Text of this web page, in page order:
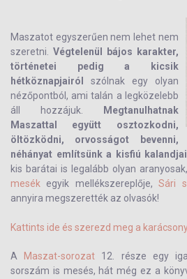
Maszatot egyszerűen nem lehet nem
szeretni. Végtelenül bájos karakter,
történetei pedig a kicsik
hétköznapjairól szólnak egy olyan
nézőpontból, ami talán a legközelebb
áll hozzájuk.
Megtanulhatnak
Maszattal együtt osztozkodni,
öltözködni, orvosságot
néhányat említsünk a kisfiú
kis barátai is legalább olyan
mesék egyik mellékszereplője,Sári
annyira megszerették az olvasók!
Kattints ide és szerezd meg a
A Maszat-sorozat 12. része egy
sorszám is mesés, hát még ez a